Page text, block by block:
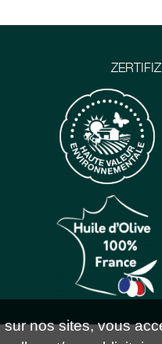
nos sites, vous